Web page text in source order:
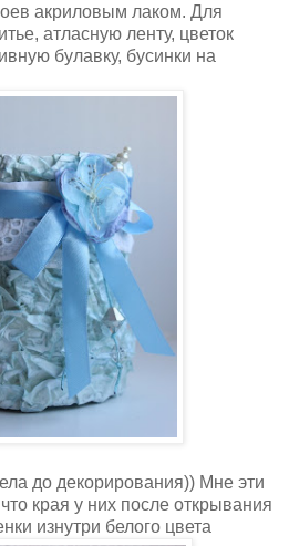
акриловым лаком. Для
атласную ленту, цветок
булавку, бусинки на
до декорирования)) Мне эти
края у них после открывания
изнутри белого цвета